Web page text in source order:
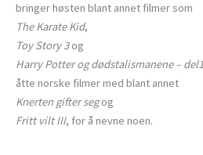
bringer høsten blant annet filmer som
The Karate Kid,
Toy Story 3og
Harry Potter og dødstalismanene – del1
åtte norske filmer med blant annet
Knerten gifter segog
Fritt vilt III, for å nevne noen.